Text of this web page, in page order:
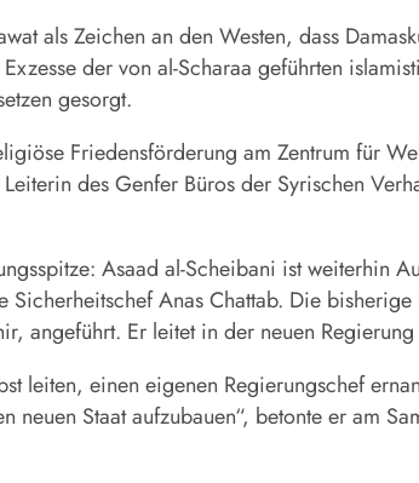
als Zeichen an den Westen, dass
der von al-Scharaa geführten
gesorgt.
Friedensförderung am Zentrum für
des Genfer Büros der Syrischen
Asaad al-Scheibani ist weiterhin
Anas Chattab. Die
angeführt. Er leitet in der neuen
leiten, einen eigenen Regierungschef
Staat aufzubauen“, betonte er am